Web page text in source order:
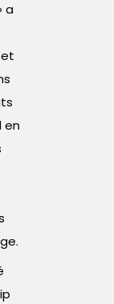
a
en